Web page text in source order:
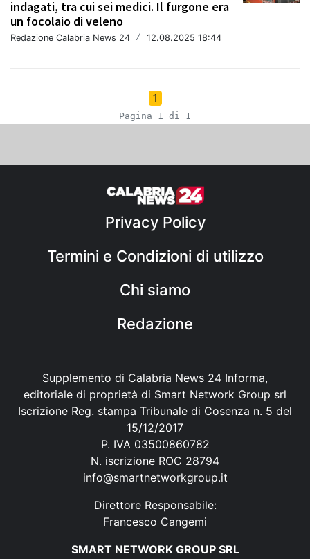
indagati, tra cui sei medici. Il furgone era
un focolaio di veleno
Redazione Calabria News 24 / 12.08.2025 18:44
1
Pagina 1 di 1
Privacy Policy
Termini e Condizioni di utilizzo
Chi siamo
Redazione
Supplemento di Calabria News 24 Informa,
editoriale di proprietà di Smart Network Group srl
Iscrizione Reg. stampa Tribunale di Cosenza n. 5 del
15/12/2017
P. IVA 03500860782
N. iscrizione ROC 28794
info@smartnetworkgroup.it
Direttore Responsabile:
Francesco Cangemi
SMART NETWORK GROUP SRL